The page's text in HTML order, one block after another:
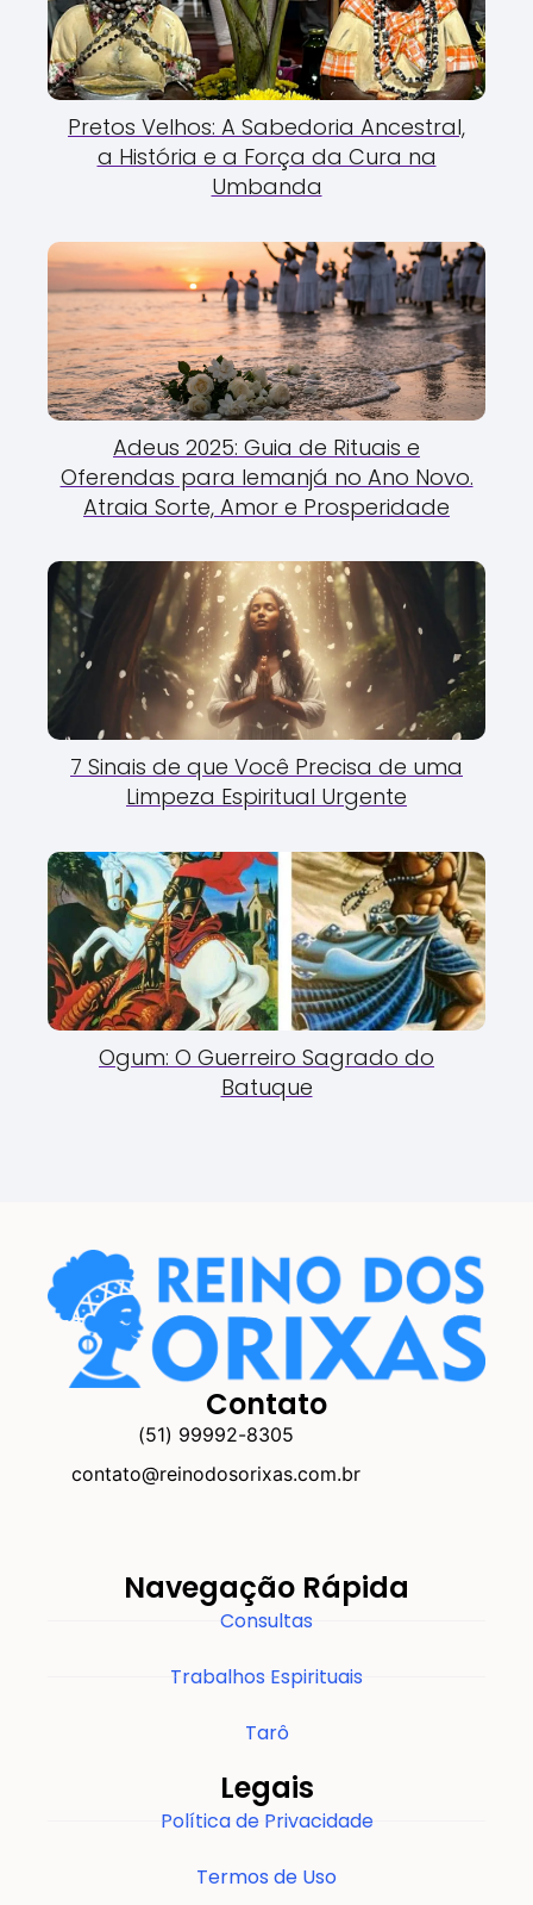
Pretos Velhos: A Sabedoria Ancestral,
a História e a Força da Cura na
Umbanda
Adeus 2025: Guia de Rituais e
Oferendas para Iemanjá no Ano Novo.
Atraia Sorte, Amor e Prosperidade
7 Sinais de que Você Precisa de uma
Limpeza Espiritual Urgente
Ogum: O Guerreiro Sagrado do
Batuque
Contato
(51) 99992-8305
contato@reinodosorixas.com.br
Navegação Rápida
Consultas
Trabalhos Espirituais
Tarô
Legais
Política de Privacidade
Termos de Uso